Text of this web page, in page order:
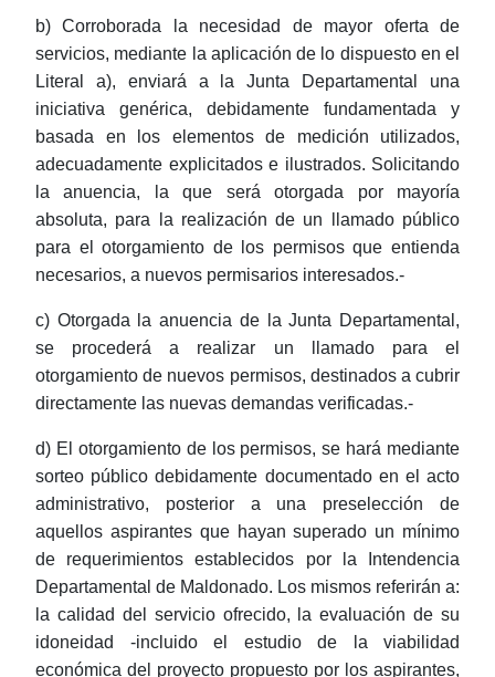
b) Corroborada la necesidad de mayor oferta de
servicios, mediante la aplicación de lo dispuesto en el
Literal a), enviará a la Junta Departamental una
iniciativa genérica, debidamente fundamentada y
basada en los elementos de medición utilizados,
adecuadamente explicitados e ilustrados. Solicitando
la anuencia, la que será otorgada por mayoría
absoluta, para la realización de un llamado público
para el otorgamiento de los permisos que entienda
necesarios, a nuevos permisarios interesados.-
c) Otorgada la anuencia de la Junta Departamental,
se procederá a realizar un llamado para el
otorgamiento de nuevos permisos, destinados a cubrir
directamente las nuevas demandas verificadas.-
d) El otorgamiento de los permisos, se hará mediante
sorteo público debidamente documentado en el acto
administrativo, posterior a una preselección de
aquellos aspirantes que hayan superado un mínimo
de requerimientos establecidos por la Intendencia
Departamental de Maldonado. Los mismos referirán a:
la calidad del servicio ofrecido, la evaluación de su
idoneidad -incluido el estudio de la viabilidad
económica del proyecto propuesto por los aspirantes,